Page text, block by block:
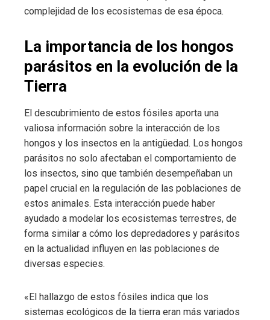
complejidad de los ecosistemas de esa época.
La importancia de los hongos
parásitos en la evolución de la
Tierra
El descubrimiento de estos fósiles aporta una
valiosa información sobre la interacción de los
hongos y los insectos en la antigüedad. Los hongos
parásitos no solo afectaban el comportamiento de
los insectos, sino que también desempeñaban un
papel crucial en la regulación de las poblaciones de
estos animales. Esta interacción puede haber
ayudado a modelar los ecosistemas terrestres, de
forma similar a cómo los depredadores y parásitos
en la actualidad influyen en las poblaciones de
diversas especies.
«El hallazgo de estos fósiles indica que los
sistemas ecológicos de la tierra eran más variados